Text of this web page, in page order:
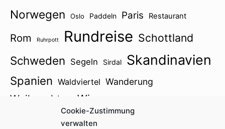
Cookie-Zustimmung
verwalten
Norwegen Oslo Paddeln Paris Restaurant
Rom Ruhrpott Rundreise Schottland
Schweden Segeln Sirdal Skandinavien
Spanien Waldviertel Wanderung
Weihnachten Wien
Österreich2021